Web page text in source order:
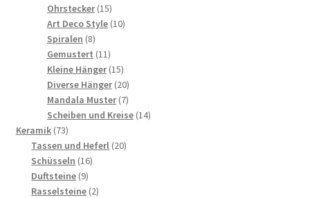
Ohrstecker 1515
Produkte
Art Deco Style 1010
Spiralen 88
Produkte
Gemustert 1111
Produkte
Kleine Hänger 1515
Produkte
Diverse Hänger 2020
Produkte
Mandala Muster 77
Produkte
Scheiben und Kreise 1414
Keramik 7373
Produkte
Tassen und Heferl 2020
Schüsseln 1616
Duftsteine 99
Produkte
Rasselsteine 22